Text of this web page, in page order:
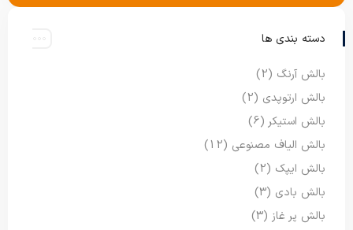
دسته بندی ها
بالش آرنگ (2)
بالش ارتوپدی (2)
بالش استیکر (6)
بالش الیاف مصنوعی (12)
بالش ایپک (2)
بالش بادی (3)
بالش پر غاز (3)